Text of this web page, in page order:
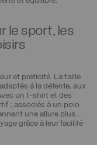
le sport, les
et praticité. La taille
à la détente, aux
un t-shirt et des
; associés à un polo
une allure plus
grâce à leur facilité